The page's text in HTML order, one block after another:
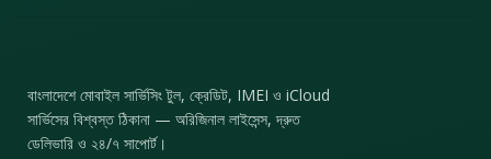
বাংলাদেশে মোবাইল সার্ভিসিং টুল, ক্রেডিট, IMEI ও iCloud
সার্ভিসের বিশ্বস্ত ঠিকানা — অরিজিনাল লাইসেন্স, দ্রুত
ডেলিভারি ও ২৪/৭ সাপোর্ট।